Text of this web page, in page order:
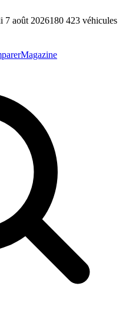
7 août 2026180 423 véhicules
Magazine